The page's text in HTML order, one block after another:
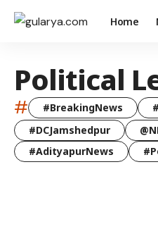
Home
Political
# #BreakingNews
#DCJamshedpur
#AdityapurNews